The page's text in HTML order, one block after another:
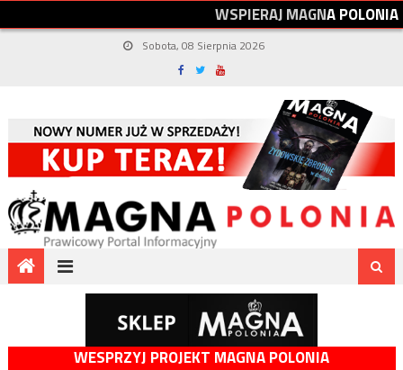
WSPIERAJMAGNAPOLONIA
Sobota, 08 Sierpnia 2026
WESPRZYJ PROJEKT MAGNA POLONIA